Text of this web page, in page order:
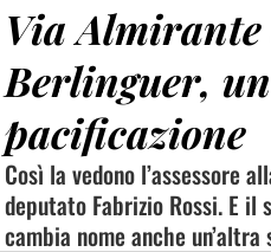
Via Almirante
Berlinguer,
pacificazione
Così la vedono l’assessore
deputato Fabrizio Rossi. E il
cambia nome anche un’altra